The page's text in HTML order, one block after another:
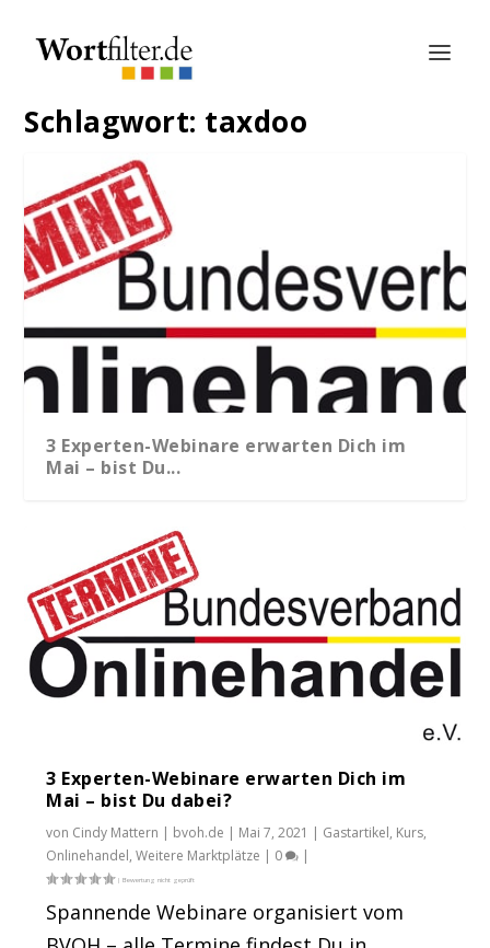
Schlagwort: taxdoo
3 Experten-Webinare erwarten Dich im
Mai – bist Du...
Webinar mit Taxdoo: One-Stop-Shop (OSS)
und Fernve...
Verbringungen: Der Umsatzsteuer-
Leitfaden von taxd...
3 Experten-Webinare erwarten Dich im
Mai – bist Du dabei?
von Cindy Mattern | bvoh.de | Mai 7, 2021 | Gastartikel, Kurs,
Onlinehandel,Weitere Marktplätze | 0 |
Spannende Webinare organisiert vom